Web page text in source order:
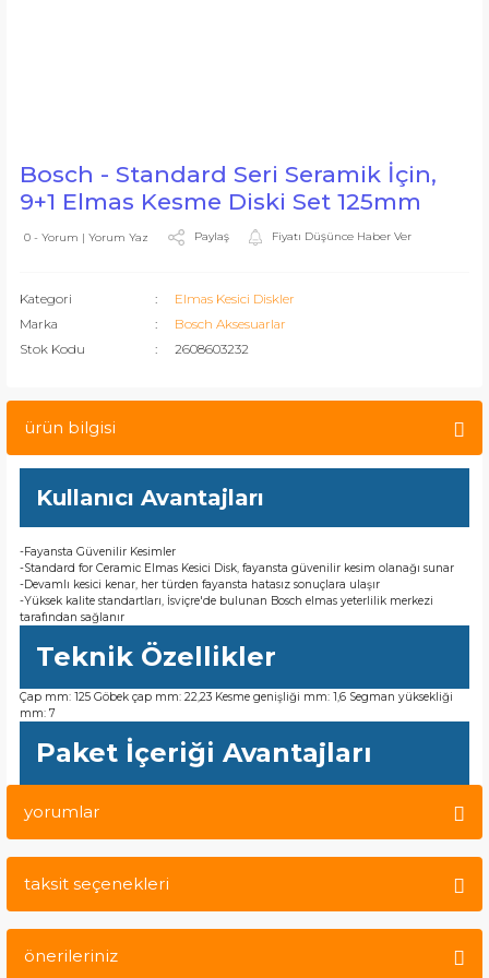
Bosch - Standard Seri Seramik İçin,
9+1 Elmas Kesme Diski Set 125mm
0 - Yorum | Yorum Yaz Paylaş Fiyatı Düşünce Haber Ver
Kategori
Elmas Kesici Diskler
Marka
Bosch Aksesuarlar
Stok Kodu
2608603232
ürün bilgisi
Kullanıcı Avantajları
-Fayansta Güvenilir Kesimler
-Standard for Ceramic Elmas Kesici Disk, fayansta güvenilir kesim olanağı sunar
-Devamlı kesici kenar, her türden fayansta hatasız sonuçlara ulaşır
-Yüksek kalite standartları, İsviçre'de bulunan Bosch elmas yeterlilik merkezi
tarafından sağlanır
Teknik Özellikler
Çap mm: 125 Göbek çap mm: 22,23 Kesme genişliği mm: 1,6 Segman yüksekliği
mm: 7
Paket İçeriği Avantajları
yorumlar
taksit seçenekleri
önerileriniz